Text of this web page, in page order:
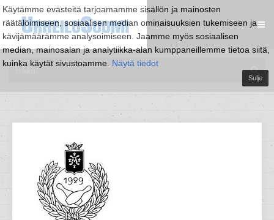
Käytämme evästeitä tarjoamamme sisällön ja mainosten
räätälöimiseen, sosiaalisen median ominaisuuksien tukemiseen ja
kävijämäärämme analysoimiseen. Jaamme myös sosiaalisen
median, mainosalan ja analytiikka-alan kumppaneillemme tietoa siitä,
kuinka käytät sivustoamme. Näytä tiedot
Sulje